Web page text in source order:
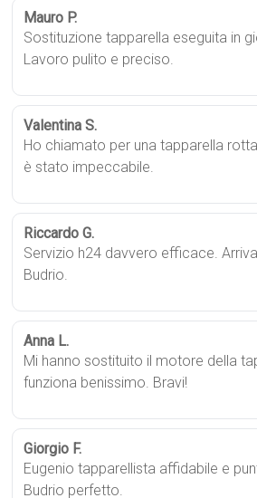
Mauro P.
Sostituzione tapparella eseguita in
Lavoro pulito e preciso.
Valentina S.
Ho chiamato per una tapparella
è stato impeccabile.
Riccardo G.
Servizio h24 davvero efficace.
Budrio.
Anna L.
Mi hanno sostituito il motore della
funziona benissimo. Bravi!
Giorgio F.
Eugenio tapparellista affidabile e
Budrio perfetto.